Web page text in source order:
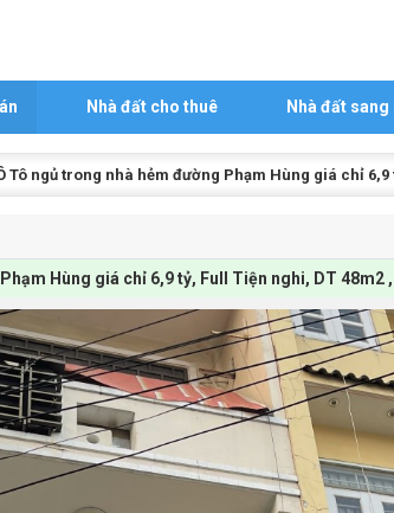
Nhà đất cho thuê Nhà đất
Tô ngủ trong nhà hẻm đường Phạm Hùng giá chỉ
Hùng giá chỉ 6,9 tỷ, Full Tiện nghi, DT 48m2